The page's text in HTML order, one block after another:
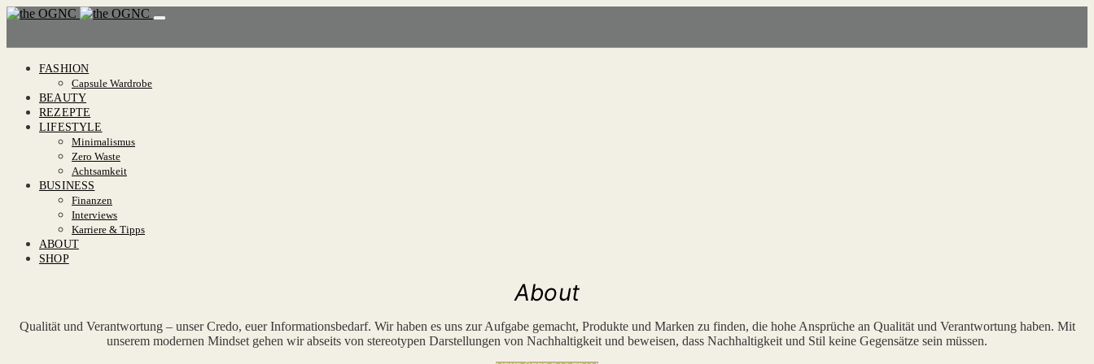
FASHION
Capsule Wardrobe
BEAUTY
REZEPTE
LIFESTYLE
Minimalismus
Zero Waste
Achtsamkeit
BUSINESS
Finanzen
Interviews
Karriere & Tipps
ABOUT
SHOP
About
Qualität und Verantwortung – unser Credo, euer Informationsbedarf. Wir haben es uns zur Aufgabe gemacht, Produkte und Marken zu finden, die hohe Ansprüche an Qualität und Verantwortung haben. Mit
unserem modernen Mindset gehen wir abseits von stereotypen Darstellungen von Nachhaltigkeit und beweisen, dass Nachhaltigkeit und Stil keine Gegensätze sein müssen.